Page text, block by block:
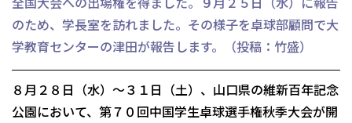
のため、学長室を訪れました。その様子を卓球部顧問で大
学教育センターの津田が報告します。（投稿：竹盛）
８月２８日（水）～３１日（土）、山口県の維新百年記念
公園において、第７０回中国学生卓球選手権秋季大会が開